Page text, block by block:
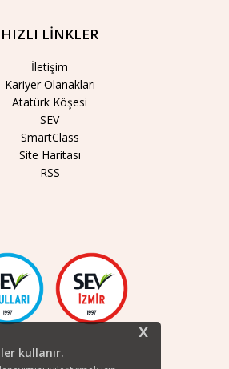
x
kullanır.
HIZLI LİNKLER
İletişim
Kariyer Olanakları
Atatürk Köşesi
SEV
SmartClass
Site Haritası
RSS